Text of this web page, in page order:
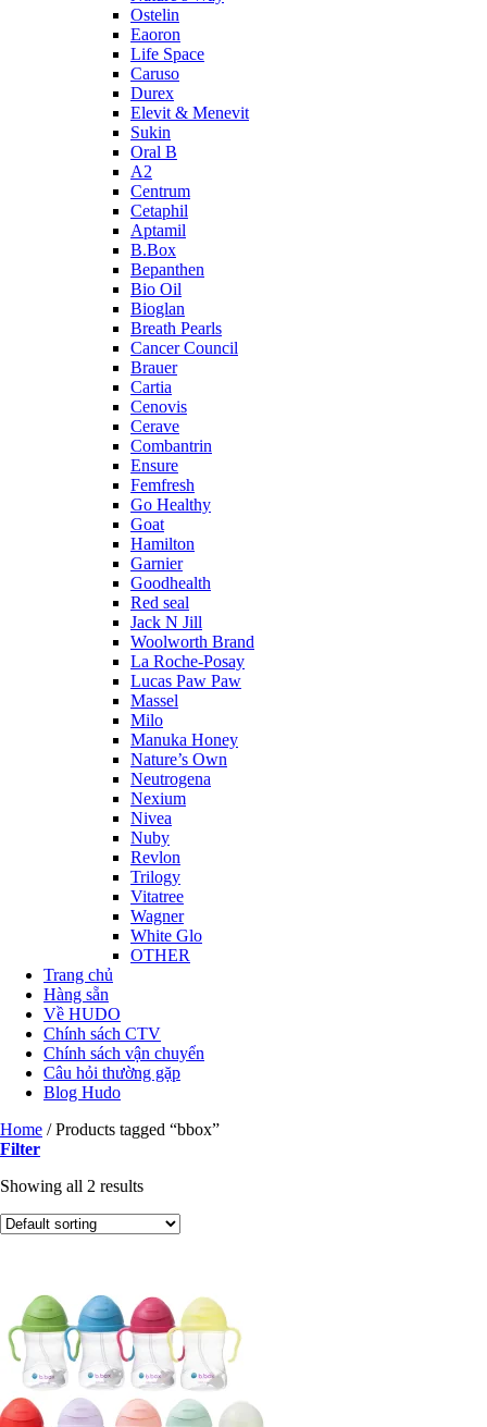
Ostelin
Eaoron
Life Space
Caruso
Durex
Elevit & Menevit
Sukin
Oral B
A2
Centrum
Cetaphil
Aptamil
B.Box
Bepanthen
Bio Oil
Bioglan
Breath Pearls
Cancer Council
Brauer
Cartia
Cenovis
Cerave
Combantrin
Ensure
Femfresh
Go Healthy
Goat
Hamilton
Garnier
Goodhealth
Red seal
Jack N Jill
Woolworth Brand
La Roche-Posay
Lucas Paw Paw
Massel
Milo
Manuka Honey
Nature’s Own
Neutrogena
Nexium
Nivea
Nuby
Revlon
Trilogy
Vitatree
Wagner
White Glo
OTHER
Trang chủ
Hàng sẵn
Về HUDO
Chính sách CTV
Chính sách vận chuyển
Câu hỏi thường gặp
Blog Hudo
Home /Products tagged “bbox”
Filter
Showing all 2 results